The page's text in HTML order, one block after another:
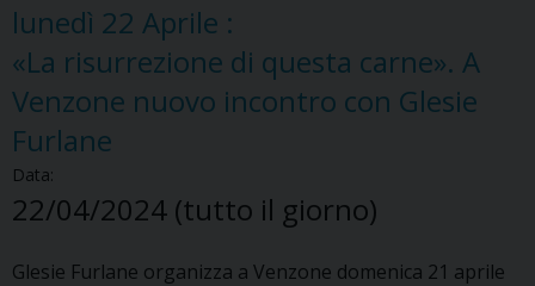
lunedì 22 Aprile :
«La risurrezione di questa carne». A
Venzone nuovo incontro con Glesie
Furlane
Data:
22/04/2024 (tutto il giorno)
Glesie Furlane organizza a Venzone domenica 21 aprile